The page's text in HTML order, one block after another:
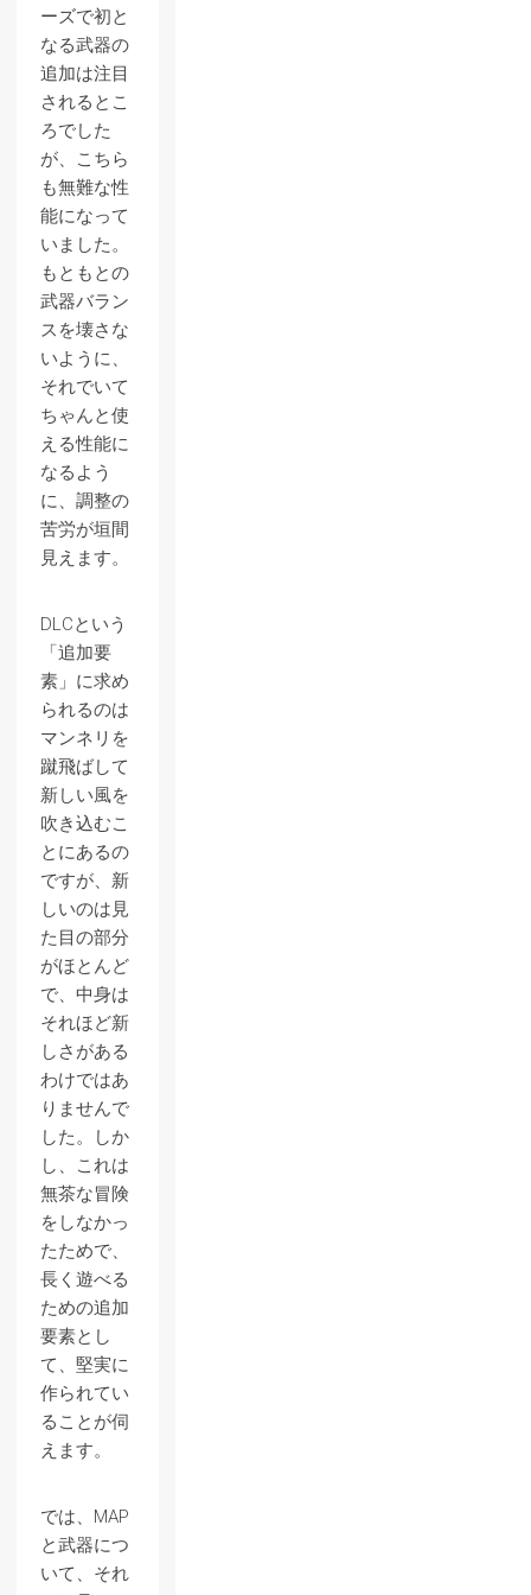
ーズで初と
なる武器の
追加は注目
されるとこ
ろでした
が、こちら
も無難な性
能になって
いました。
もともとの
武器バラン
スを壊さな
いように、
それでいて
ちゃんと使
える性能に
なるよう
に、調整の
苦労が垣間
見えます。
DLCという
「追加要
素」に求め
られるのは
マンネリを
蹴飛ばして
新しい風を
吹き込むこ
とにあるの
ですが、新
しいのは見
た目の部分
がほとんど
で、中身は
それほど新
しさがある
わけではあ
りませんで
した。しか
し、これは
無茶な冒険
をしなかっ
たためで、
長く遊べる
ための追加
要素とし
て、堅実に
作られてい
ることが伺
えます。
では、MAP
と武器につ
いて、それ